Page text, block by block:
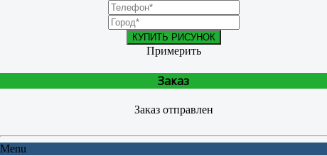
КУПИТЬ РИСУНОК
Примерить
Заказ
Заказ отправлен
Menu